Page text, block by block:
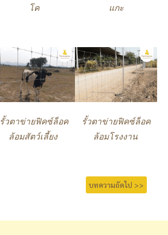
โค
แกะ
รั้วตาข่ายฟิคซ์ล็อค
ล้อมสัตว์เลี้ยง
รั้วตาข่ายฟิคซ์ล็อค
ล้อมโรงงาน
บทความถัดไป >>